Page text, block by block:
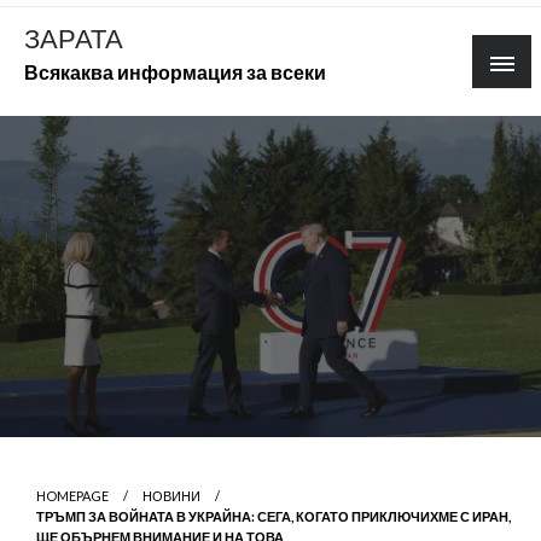
Skip
content
ЗАРАТА
Всякаква информация за всеки
HOMEPAGE
НОВИНИ
ТРЪМП ЗА ВОЙНАТА В УКРАЙНА: СЕГА, КОГАТО ПРИКЛЮЧИХМЕ С ИРАН,
ЩЕ ОБЪРНЕМ ВНИМАНИЕ И НА ТОВА